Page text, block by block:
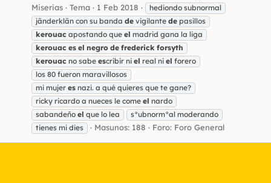
Miserias Tema 1 Feb 2018
hediondo subnormal
jänderklän con su banda de vigilante de pasillos
kerouac apostando que el madrid gana la liga
kerouac es el negro de frederick forsyth
kerouac no sabe escribir ni el real ni el forero
los 80 fueron maravillosos
mi mujer es nazi. a qué quieres que te gane?
ricky ricardo a nueces le come el nardo
sabandeño el que lo lea
s°ubnorm°al moderando
tienes mi dies
Masunos: 188 Foro: Foro General